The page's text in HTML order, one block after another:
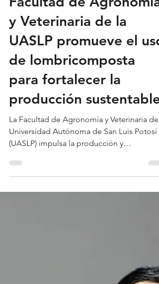
La Rata
hace 3 días
2 min de lectura
Facultad de Agronomía
y Veterinaria de la
UASLP promueve el uso
de lombricomposta
para fortalecer la
fertilidad de los suelos y fomentar prácticas
agrícolas responsables, además de acercar